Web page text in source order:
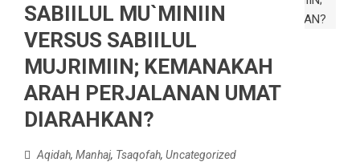
SABIILUL MU`MINIIN
VERSUS SABIILUL
MUJRIMIIN; KEMANAKAH
ARAH PERJALANAN UMAT
DIARAHKAN?
Aqidah, Manhaj, Tsaqofah, Uncategorized